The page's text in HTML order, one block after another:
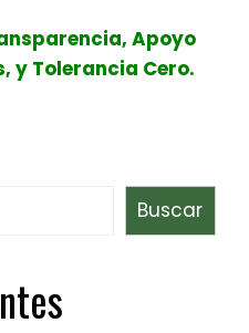
Apoyo
y Tolerancia Cero.
Buscar